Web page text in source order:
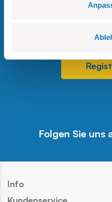
Folgen Sie uns
Info